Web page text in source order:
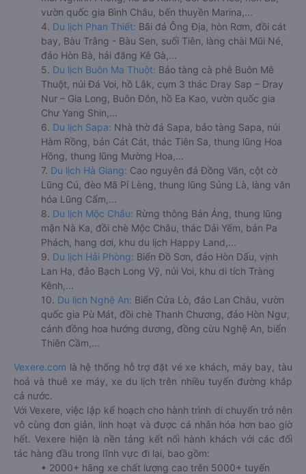
vườn quốc gia Bình Châu, bến thuyền Marina,...
4. Du lịch Phan Thiết: Bãi đá Ông Địa, hòn Rơm, đồi cát
bay, Bàu Trắng - Bàu Sen, suối Tiên, làng chài Mũi Né,
đảo Hòn Bà, hải đăng Kê Gà,...
5. Du lịch Buôn Ma Thuột: Bảo tàng cà phê Buôn Mê
Thuột, núi Đá Voi, hồ Lắk, cụm 3 thác Dray Sap – Dray
Nur – Gia Long, Buôn Đôn, hồ Ea Kao, vườn quốc gia
Chư Yang Shin,...
6. Du lịch Sapa: Nhà thờ đá Sapa, bảo tàng Sapa, núi
Hàm Rồng, bản Cát Cát, thác Tiên Sa, thung lũng Hoa
Hồng, thung lũng Mường Hoa,...
7. Du lịch Hà Giang: Cao nguyên đá Đồng Văn, cột cờ
Lũng Cú, đèo Mã Pí Lèng, thung lũng Sủng Là, làng văn
hóa Lũng Cẩm,...
8. Du lịch Mộc Châu: Rừng thông Bản Áng, thung lũng
mận Nà Ka, đồi chè Mộc Châu, thác Dải Yếm, bản Pa
Phách, hang dơi, khu du lịch Happy Land,...
9. Du lịch Hải Phòng: Biển Đồ Sơn, đảo Hòn Dấu, vịnh
Lan Hạ, đảo Bạch Long Vỹ, núi Voi, khu di tích Tràng
Kênh,...
10. Du lịch Nghệ An: Biển Cửa Lò, đảo Lan Châu, vườn
quốc gia Pù Mát, đồi chè Thanh Chương, đảo Hòn Ngư,
cánh đồng hoa hướng dương, đồng cừu Nghệ An, biển
Thiên Cầm,...
Vexere.com là hệ thống hỗ trợ đặt vé xe khách, máy bay, tàu
hoả và thuê xe máy, xe du lịch trên nhiều tuyến đường khắp
cả nước.
Với Vexere, việc lập kế hoạch cho hành trình di chuyển trở nên
vô cùng đơn giản, linh hoạt và được cá nhân hóa hơn bao giờ
hết. Vexere hiện là nền tảng kết nối hành khách với các đối
tác hàng đầu trong lĩnh vực đi lại, bao gồm:
• 2000+ hãng xe chất lượng cao trên 5000+ tuyến